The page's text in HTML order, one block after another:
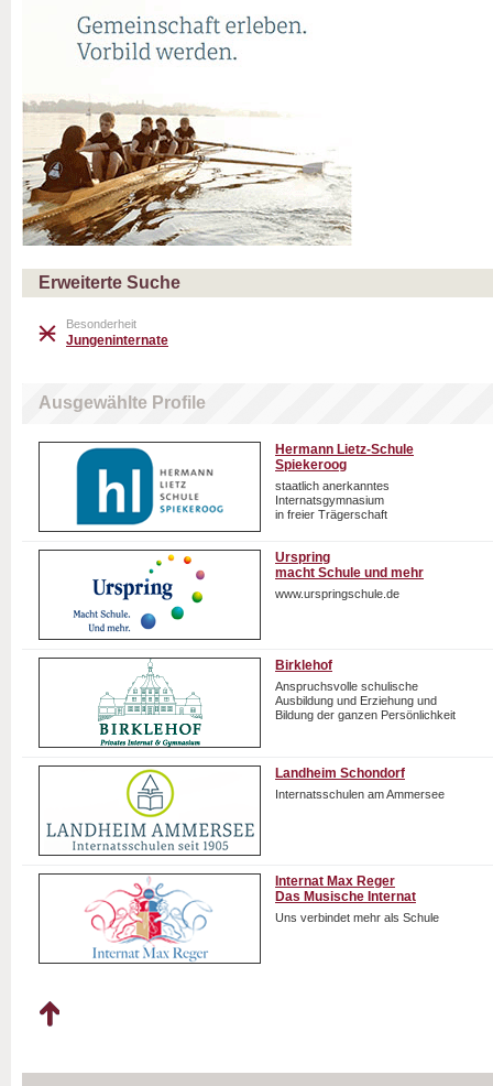
Erweiterte Suche
Besonderheit
Jungeninternate
Ausgewählte Profile
Hermann Lietz-Schule
Spiekeroog
staatlich anerkanntes
Internatsgymnasium
in freier Trägerschaft
Urspring
macht Schule und mehr
www.urspringschule.de
Birklehof
Anspruchsvolle schulische
Ausbildung und Erziehung und
Bildung der ganzen Persönlichkeit
Landheim Schondorf
Internatsschulen am Ammersee
Internat Max Reger
Das Musische Internat
Uns verbindet mehr als Schule